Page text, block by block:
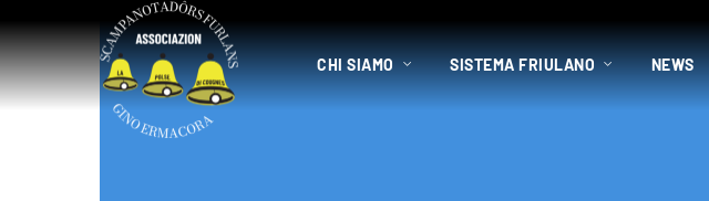
CHI SIAMO SISTEMA FRIULANO NEWS